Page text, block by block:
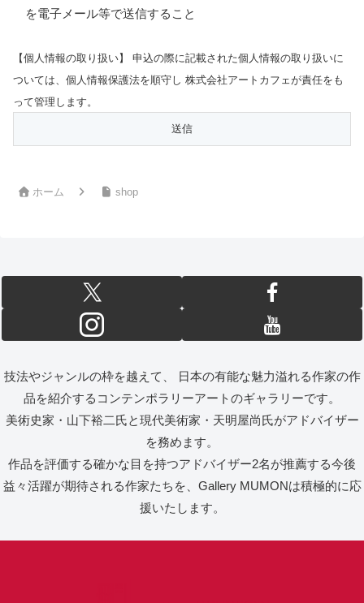
を電子メール等で送信すること
【個人情報の取り扱い】 申込の際に記載された個人情報の取り扱いに
ついては、個人情報保護法を順守し 株式会社アートカフェが責任をも
って管理します。
ホーム shop
技法やジャンルの枠を越えて、 日本の有能な魅力溢れる作家の作
品を紹介するコンテンポラリーアートのギャラリーです。
美術史家・山下裕二氏と現代美術家・天明屋尚氏がアドバイザー
を務めます。
作品を評価する確かな目を持つアドバイザー2名が推薦する今後
益々活躍が期待される作家たちを、Gallery MUMONは積極的に応
援いたします。